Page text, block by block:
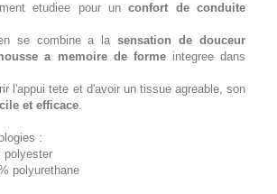
etudiee pour unconfort de conduite
se combine a lasensation de douceur
a memoire de formeintegree dans
l'appui tete et d'avoir un tissue agreable, son
et efficace.
:
polyester
polyurethane